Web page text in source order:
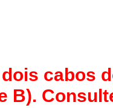
cabos
B).